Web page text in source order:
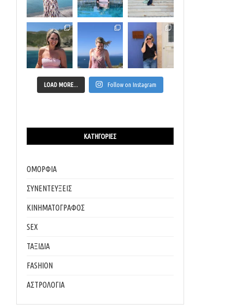
LOAD MORE... Follow on Instagram
ΚΑΤΗΓΟΡΊΕΣ
ΟΜΟΡΦΙΑ
ΣΥΝΕΝΤΕΥΞΕΙΣ
ΚΙΝΗΜΑΤΟΓΡΑΦΟΣ
SEX
ΤΑΞΙΔΙΑ
FASHION
ΑΣΤΡΟΛΟΓΙΑ